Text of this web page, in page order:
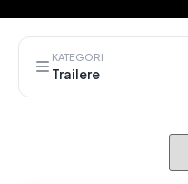
KATEGORI
Trailere